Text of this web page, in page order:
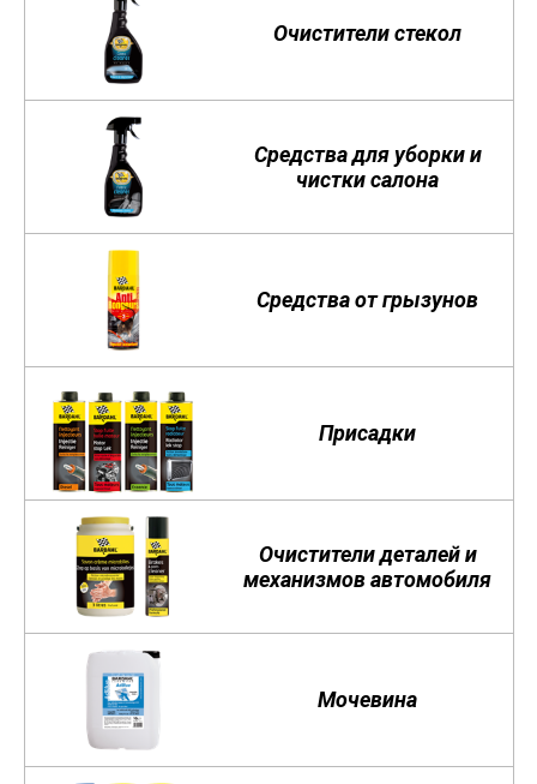
Очистители стекол
Средства для уборки и
чистки салона
Средства от грызунов
Присадки
Очистители деталей и
механизмов автомобиля
Мочевина